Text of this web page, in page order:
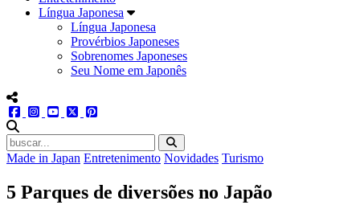
Língua Japonesa
Língua Japonesa
Provérbios Japoneses
Sobrenomes Japoneses
Seu Nome em Japonês
menu redes social
facebookinstagram
youtube
twitter
Made in Japan Entretenimento Novidades Turismo
5 Parques de diversões no Japão